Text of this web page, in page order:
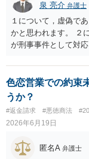
泉 亮介 弁護士
１について，虚偽で
かと思われます。 ２
が刑事事件として対
す。 ３について，相
連絡等から交渉をす
を想定されている場
ら全額回収できたと
ます。 ４について，
５について，可能か
住んで居る場所が判
については，住民票
色恋営業での約束
うか？
#返金請求 #悪徳商法
2026年6月19日
匿名A 弁護士